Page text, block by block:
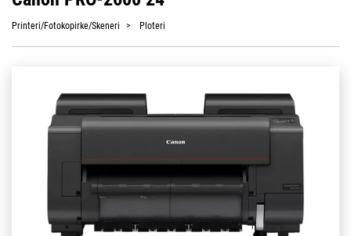
Printeri/Fotokopirke/Skeneri Ploteri